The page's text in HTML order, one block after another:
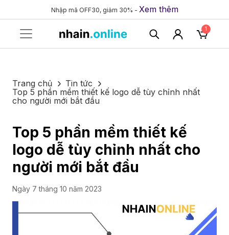
Nhập mã OFF30, giảm 30% - Xem thêm
1
Trang chủ
Tin tức
Top 5 phần mềm thiết kế logo dễ tùy chỉnh nhất
cho người mới bắt đầu
Top 5 phần mềm thiết kế
logo dễ tùy chỉnh nhất cho
người mới bắt đầu
Ngày 7 tháng 10 năm 2023